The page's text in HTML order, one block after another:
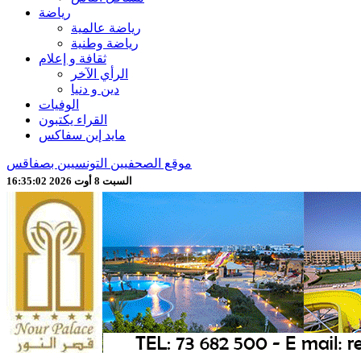
رياضة
رياضة عالمية
رياضة وطنية
ثقافة و إعلام
الرأي الآخر
دين و دنيا
الوفيات
القراء يكتبون
مايد إين سفاكس
موقع الصحفيين التونسيين بصفاقس
السبت 8 أوت 2026 16:35:04